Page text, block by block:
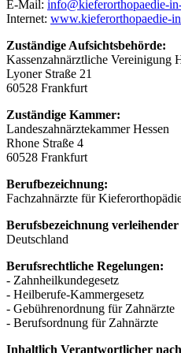
E-Mail: info@kieferorthopaedie-
Internet: www.kieferorthopaedie-
Zuständige Aufsichtsbehörde:
Kassenzahnärztliche Vereinigung
Lyoner Straße 21
60528 Frankfurt
Zuständige Kammer:
Landeszahnärztekammer Hessen
Rhone Straße 4
60528 Frankfurt
Berufbezeichnung:
Fachzahnärzte für
Berufsbezeichnung verleihender
Deutschland
Berufsrechtliche Regelungen:
- Zahnheilkundegesetz
- Heilberufe-Kammergesetz
- Gebührenordnung für Zahnärzte
- Berufsordnung für Zahnärzte
Inhaltlich Verantwortlicher